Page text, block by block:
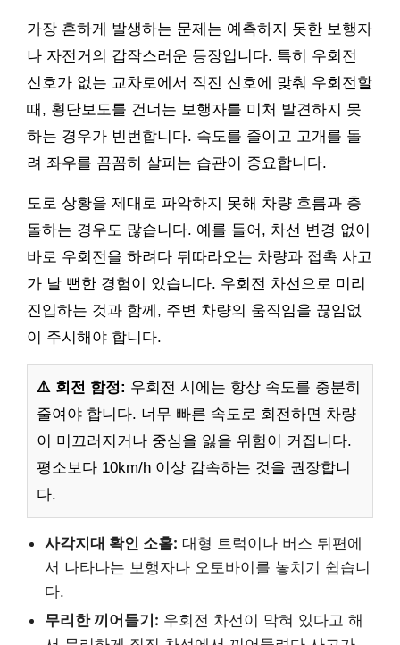
가장 흔하게 발생하는 문제는 예측하지 못한 보행자
나 자전거의 갑작스러운 등장입니다. 특히 우회전
신호가 없는 교차로에서 직진 신호에 맞춰 우회전할
때, 횡단보도를 건너는 보행자를 미처 발견하지 못
하는 경우가 빈번합니다. 속도를 줄이고 고개를 돌
려 좌우를 꼼꼼히 살피는 습관이 중요합니다.
도로 상황을 제대로 파악하지 못해 차량 흐름과 충
돌하는 경우도 많습니다. 예를 들어, 차선 변경 없이
바로 우회전을 하려다 뒤따라오는 차량과 접촉 사고
가 날 뻔한 경험이 있습니다. 우회전 차선으로 미리
진입하는 것과 함께, 주변 차량의 움직임을 끊임없
이 주시해야 합니다.
⚠️ 회전 함정: 우회전 시에는 항상 속도를 충분히
줄여야 합니다. 너무 빠른 속도로 회전하면 차량
이 미끄러지거나 중심을 잃을 위험이 커집니다.
평소보다 10km/h 이상 감속하는 것을 권장합니
다.
사각지대 확인 소홀: 대형 트럭이나 버스 뒤편에
서 나타나는 보행자나 오토바이를 놓치기 쉽습니
다.
무리한 끼어들기: 우회전 차선이 막혀 있다고 해